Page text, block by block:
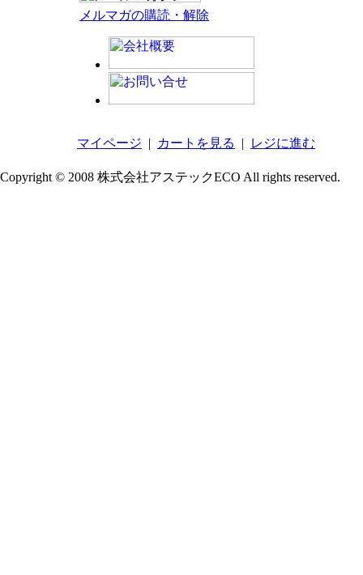
メルマガの購読・解除
マイページ | カートを見る | レジに進む
Copyright © 2008 株式会社アステックECO All rights reserved.